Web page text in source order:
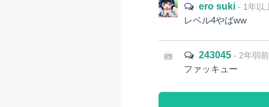
ero suki- 1年以
レベル4やばww
243045- 2年弱前
ファッキュー